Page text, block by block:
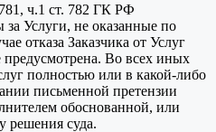
ч.1 ст. 782 ГК РФ
за Услуги, не оказанные по
отказа Заказчика от Услуг
предусмотрена. Во всех иных
полностью или в какой-либо
письменной претензии
обоснованной, или
решения суда.